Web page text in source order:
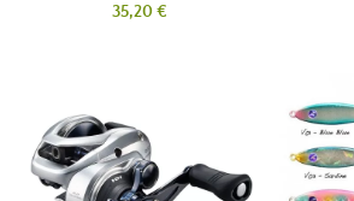
Prix
35,20 €